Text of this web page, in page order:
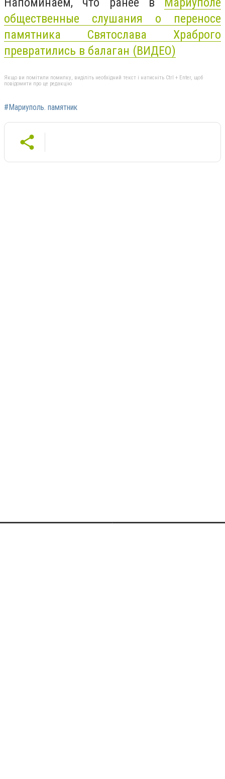
общественные слушания о переносе
памятника Святослава Храброго
превратились в балаган (ВИДЕО)
Якщо ви помітили помилку, виділіть необхідний текст і натисніть Ctrl + Enter, щоб
повідомити про це редакцію
#Мариуполь. памятник